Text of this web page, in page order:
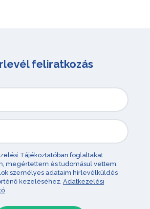
feliratkozás
Tájékoztatóban foglaltakat
megértettem és tudomásul vettem.
személyes adataim hírlevélküldés
kezeléséhez. Adatkezelési